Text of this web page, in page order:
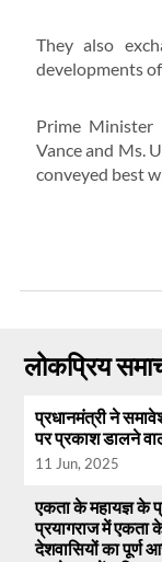
They also
developments
Prime Minister
Vance and Ms.
conveyed best
लोकप्रिय
प्रधानमंत्री ने
पर प्रकाश डालने
11 Jun, 2025
एकता के महायज्ञ के
प्रयागराज में एकता
देशवासियों का पूर्ण